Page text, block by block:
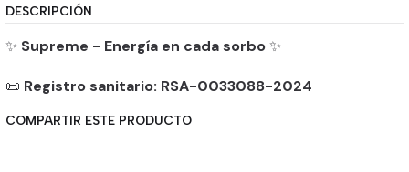
DESCRIPCIÓN
✨ Supreme - Energía en cada sorbo✨
📜 Registro sanitario: RSA-0033088-2024
COMPARTIR ESTE PRODUCTO